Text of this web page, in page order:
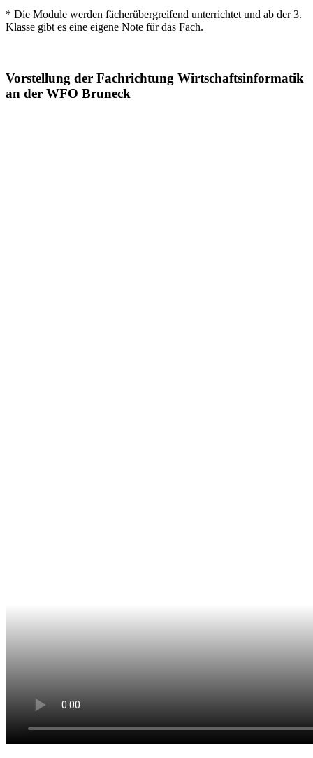
* Die Module werden fächerübergreifend unterrichtet und ab der 3.
Klasse gibt es eine eigene Note für das Fach.
Vorstellung der Fachrichtung Wirtschaftsinformatik
an der WFO Bruneck